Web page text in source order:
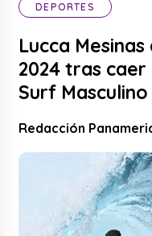
DEPORTES
Lucca
2024 tras
Surf Masculino
Redacción